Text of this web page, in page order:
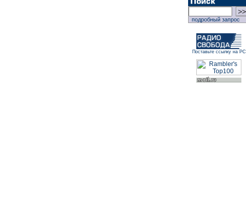
подробный запрос
Поставьте ссылку на РС